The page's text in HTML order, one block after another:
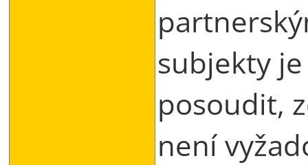
subjekty
posoudit,
není